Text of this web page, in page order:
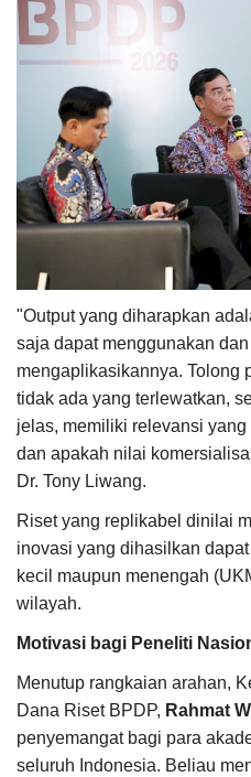
"Output yang diharapkan
saja dapat menggunakan
mengaplikasikannya. Tolong
tidak ada yang terlewatkan,
jelas, memiliki relevansi
dan apakah nilai
Dr. Tony Liwang.
Riset yang replikabel dinilai
inovasi yang dihasilkan
kecil maupun menengah
wilayah.
Motivasi bagi Peneliti
Menutup rangkaian arahan,
Dana Riset BPDP, Rahmat
penyemangat bagi para
seluruh Indonesia. Beliau